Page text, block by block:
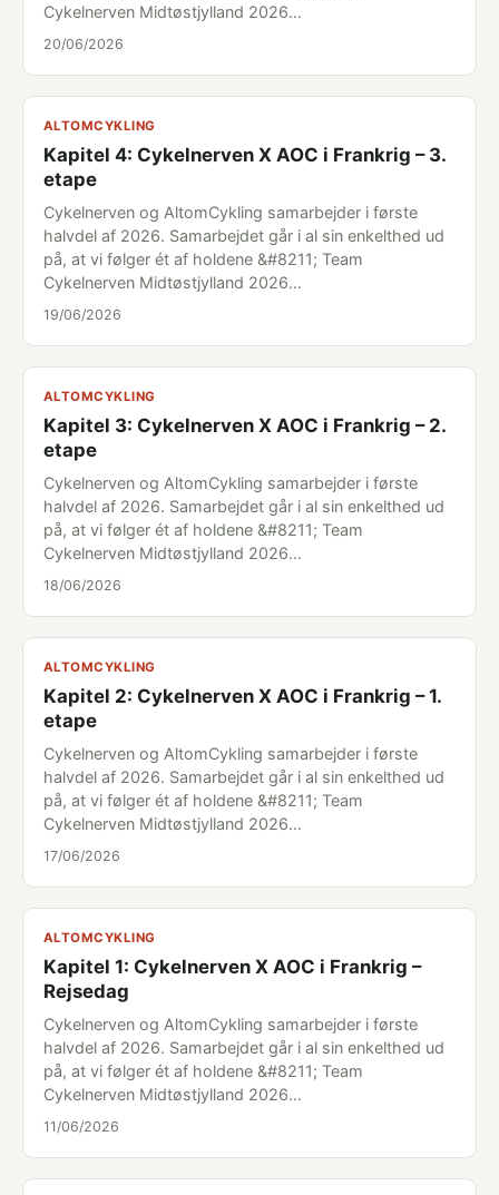
Cykelnerven Midtøstjylland 2026…
20/06/2026
ALTOMCYKLING
Kapitel 4: Cykelnerven X AOC i Frankrig – 3.
etape
Cykelnerven og AltomCykling samarbejder i første
halvdel af 2026. Samarbejdet går i al sin enkelthed ud
på, at vi følger ét af holdene &#8211; Team
Cykelnerven Midtøstjylland 2026…
19/06/2026
ALTOMCYKLING
Kapitel 3: Cykelnerven X AOC i Frankrig – 2.
etape
Cykelnerven og AltomCykling samarbejder i første
halvdel af 2026. Samarbejdet går i al sin enkelthed ud
på, at vi følger ét af holdene &#8211; Team
Cykelnerven Midtøstjylland 2026…
18/06/2026
ALTOMCYKLING
Kapitel 2: Cykelnerven X AOC i Frankrig – 1.
etape
Cykelnerven og AltomCykling samarbejder i første
halvdel af 2026. Samarbejdet går i al sin enkelthed ud
på, at vi følger ét af holdene &#8211; Team
Cykelnerven Midtøstjylland 2026…
17/06/2026
ALTOMCYKLING
Kapitel 1: Cykelnerven X AOC i Frankrig –
Rejsedag
Cykelnerven og AltomCykling samarbejder i første
halvdel af 2026. Samarbejdet går i al sin enkelthed ud
på, at vi følger ét af holdene &#8211; Team
Cykelnerven Midtøstjylland 2026…
11/06/2026